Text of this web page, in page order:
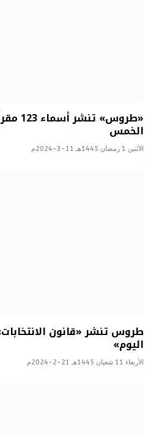
الخمس
الأثنين 1 رمضان 1445هـ 11-3-2024م
طروس تنشر «قانون
اليوم»
الأربعاء 11 شعبان 1445هـ 21-2-2024م